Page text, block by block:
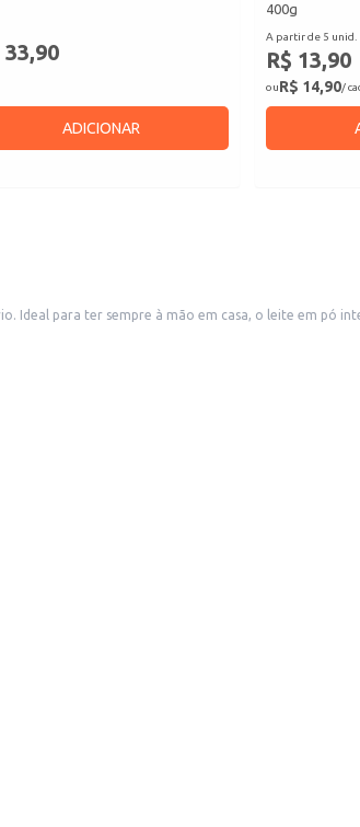
33,90
ADICIONAR
400g
A partir de 5 unid.
R$ 13,90
ouR$ 14,90/
Ideal para ter sempre à mão em casa, o leite em pó